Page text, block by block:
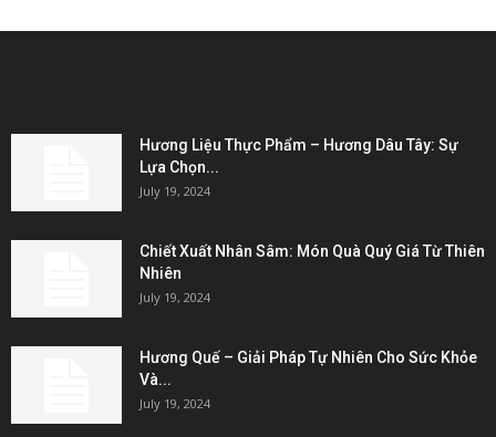
Hương Liệu Thực Phẩm – Hương Dâu Tây: Sự
Lựa Chọn...
July 19, 2024
Chiết Xuất Nhân Sâm: Món Quà Quý Giá Từ Thiên
Nhiên
July 19, 2024
Hương Quế – Giải Pháp Tự Nhiên Cho Sức Khỏe
Và...
July 19, 2024